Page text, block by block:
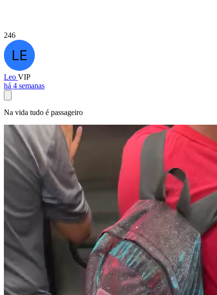
246
Leo VIP
há 4 semanas
Na vida tudo é passageiro